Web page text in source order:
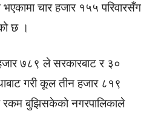
चार हजार १५५ परिवारसँग
छ ।
७८९ ले सरकारबाट र ३०
गरी कूल तीन हजार ८१९
रकम बुझिसकेको नगरपालिकाले